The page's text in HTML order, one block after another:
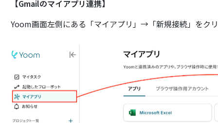
【Gmailのマイアプリ連携】
Yoom画面左側にある「マイアプリ」→「新規接続」をク